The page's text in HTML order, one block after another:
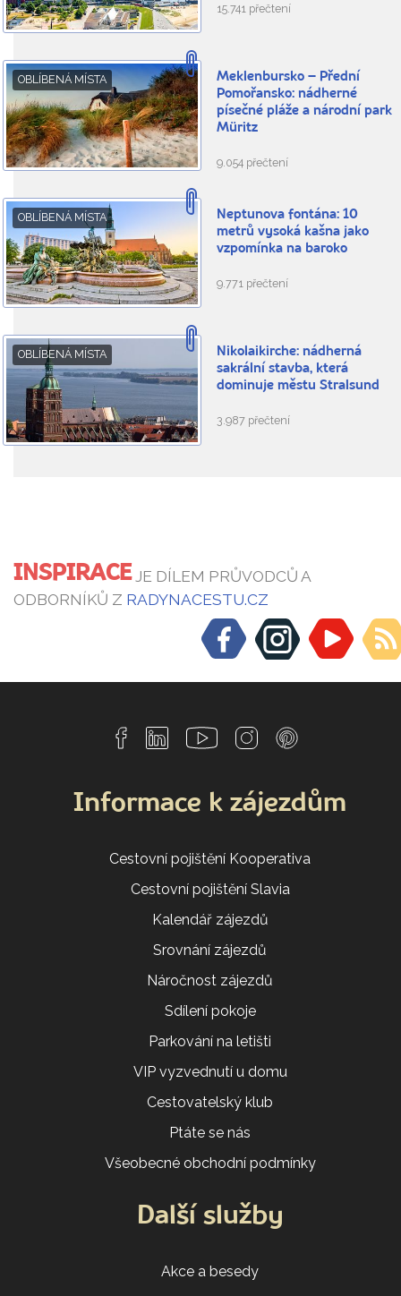
15.741 přečtení
OBLÍBENÁ MÍSTA
Meklenbursko – Přední
Pomořansko: nádherné
písečné pláže a národní park
Müritz
9.054 přečtení
OBLÍBENÁ MÍSTA
Neptunova fontána: 10
metrů vysoká kašna jako
vzpomínka na baroko
9.771 přečtení
OBLÍBENÁ MÍSTA
Nikolaikirche: nádherná
sakrální stavba, která
dominuje městu Stralsund
3.987 přečtení
INSPIRACEJE DÍLEM PRŮVODCŮ A
ODBORNÍKŮ Z RADYNACESTU.CZ
Informace k zájezdům
Cestovní pojištění Kooperativa
Cestovní pojištění Slavia
Kalendář zájezdů
Srovnání zájezdů
Náročnost zájezdů
Sdílení pokoje
Parkování na letišti
VIP vyzvednutí u domu
Cestovatelský klub
Ptáte se nás
Všeobecné obchodní podmínky
Další služby
Akce a besedy